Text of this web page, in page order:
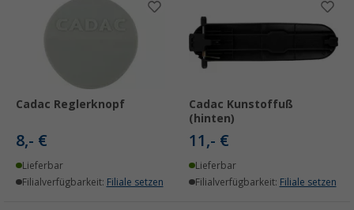
Cadac Reglerknopf
8,- €
Lieferbar
Filialverfügbarkeit: Filiale setzen
Cadac Kunstoffuß
(hinten)
11,- €
Lieferbar
Filialverfügbarkeit: Filiale setzen